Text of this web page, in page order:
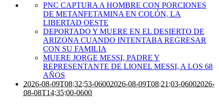
PNC CAPTURA A HOMBRE CON PORCIONES
DE METANFETAMINA EN COLÓN, LA
LIBERTAD OESTE
DEPORTADO Y MUERE EN EL DESIERTO DE
ARIZONA CUANDO INTENTABA REGRESAR
CON SU FAMILIA
MUERE JORGE MESSI, PADRE Y
REPRESENTANTE DE LIONEL MESSI, A LOS 68
AÑOS
2026-08-09T08:32:53-06002026-08-09T08:21:03-06002026-
08-08T14:35:00-0600